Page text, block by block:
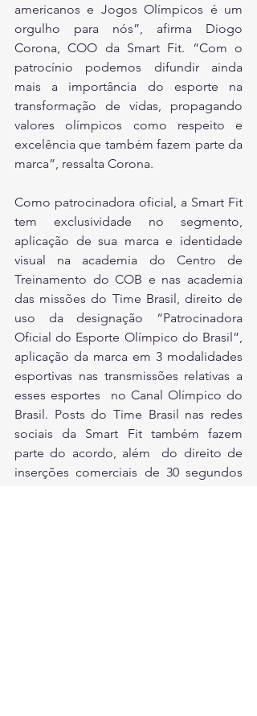
americanos e Jogos Olímpicos é um
orgulho para nós”, afirma Diogo
Corona, COO da Smart Fit. “Com o
patrocínio podemos difundir ainda
mais a importância do esporte na
transformação de vidas, propagando
valores olímpicos como respeito e
excelência que também fazem parte da
marca”, ressalta Corona.
Como patrocinadora oficial, a Smart Fit
tem exclusividade no segmento,
aplicação de sua marca e identidade
visual na academia do Centro de
Treinamento do COB e nas academia
das missões do Time Brasil, direito de
uso da designação “Patrocinadora
Oficial do Esporte Olímpico do Brasil”,
aplicação da marca em 3 modalidades
esportivas nas transmissões relativas a
esses esportes  no Canal Olímpico do
Brasil. Posts do Time Brasil nas redes
sociais da Smart Fit também fazem
parte do acordo, além  do direito de
inserções comerciais de 30 segundos